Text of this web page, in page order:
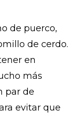
de puerco,
de cerdo.
en
más
par de
evitar que